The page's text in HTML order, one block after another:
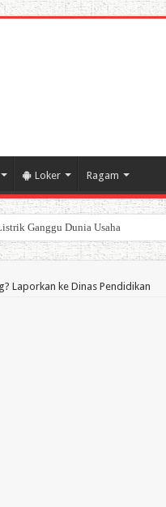
Loker Ragam
Pemda Karawang
Laporkan ke Dinas Pendidikan